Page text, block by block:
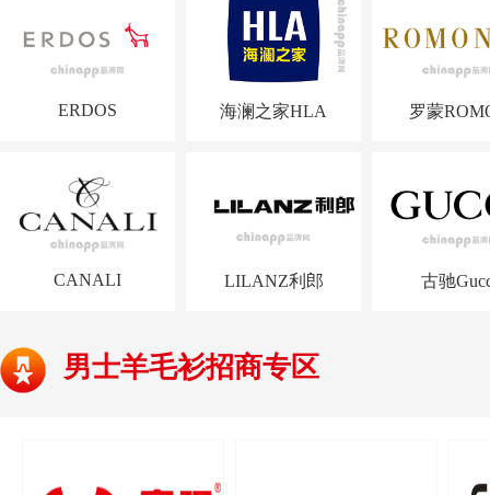
ERDOS 海澜之家HLA 罗蒙
CANALI LILANZ利郎 古驰
男士羊毛衫招商专区